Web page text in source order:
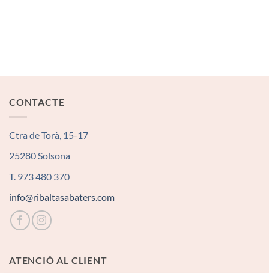
CONTACTE
Ctra de Torà, 15-17
25280 Solsona
T. 973 480 370
info@ribaltasabaters.com
ATENCIÓ AL CLIENT